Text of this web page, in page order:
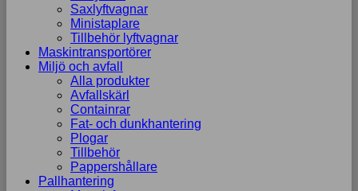
Saxlyftvagnar
Ministaplare
Tillbehör lyftvagnar
Maskintransportörer
Miljö och avfall
Alla produkter
Avfallskärl
Containrar
Fat- och dunkhantering
Plogar
Tillbehör
Pappershållare
Pallhantering